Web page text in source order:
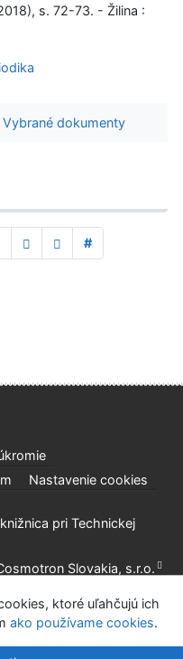
s. 72-73. - Žilina :
Vybrané dokumenty
#
Nastavenie cookies
pri Technickej
Slovakia, s.r.o.
ktoré uľahčujú ich
ako používame cookies.